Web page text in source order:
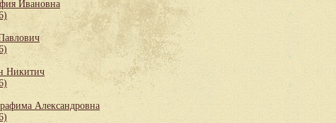
Ивановна
Никитич
Александровна